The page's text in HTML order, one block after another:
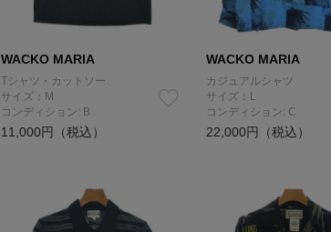
WACKO MARIA
Tシャツ・カットソー
サイズ：M
コンディション: B
11,000円（税込）
WACKO MARIA
カジュアルシャツ
サイズ：L
コンディション: C
22,000円（税込）